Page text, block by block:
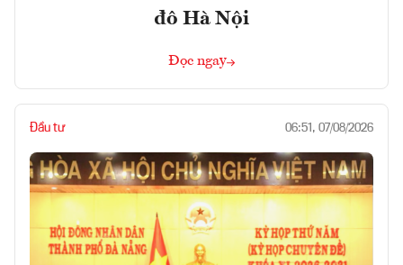
đô Hà Nội
Đọc ngay
Đầu tư 06:51, 07/08/2026